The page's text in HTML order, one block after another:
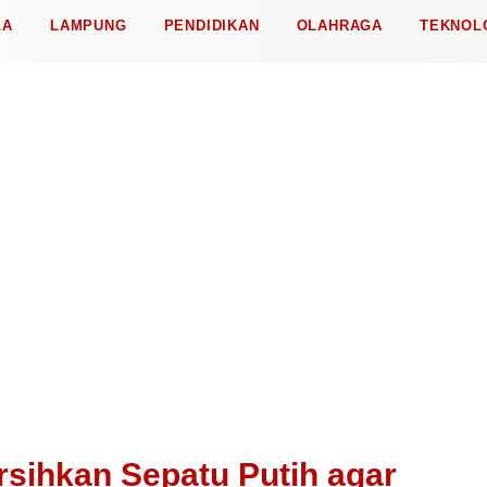
LAMPUNG PENDIDIKAN OLAHRAGA
Sepatu Putih agar